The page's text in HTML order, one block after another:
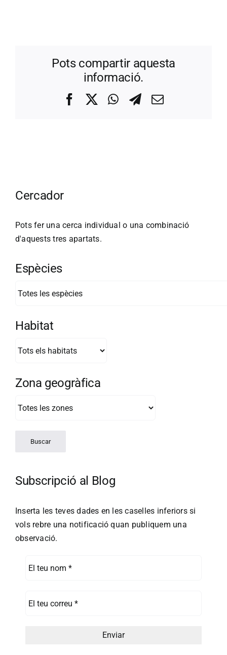
Pots compartir aquesta
informació.
FacebookWhatsApp
Telegram
Correo
Cercador
Pots fer una cerca individual o una combinació
d'aquests tres apartats.
Espècies
Habitat
Zona geogràfica
Subscripció al Blog
Inserta les teves dades en les caselles inferiors si
vols rebre una notificació quan publiquem una
observació.